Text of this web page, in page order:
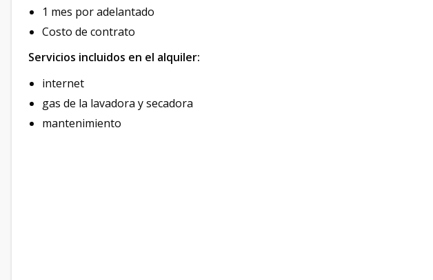
1 mes por adelantado
Costo de contrato
Servicios incluidos en el alquiler:
internet
gas de la lavadora y secadora
mantenimiento